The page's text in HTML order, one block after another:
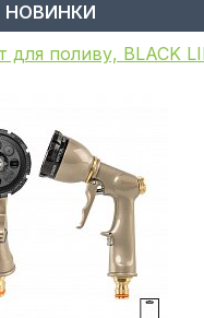
НОВИНКИ
для поливу, BLACK